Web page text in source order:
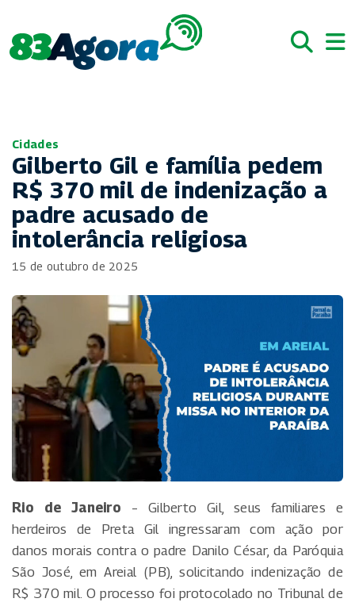
Cidades
Gilberto Gil e família pedem
R$ 370 mil de indenização a
padre acusado de
intolerância religiosa
15 de outubro de 2025
Rio de Janeiro – Gilberto Gil, seus familiares e
herdeiros de Preta Gil ingressaram com ação por
danos morais contra o padre Danilo César, da Paróquia
São José, em Areial (PB), solicitando indenização de
R$ 370 mil. O processo foi protocolado no Tribunal de